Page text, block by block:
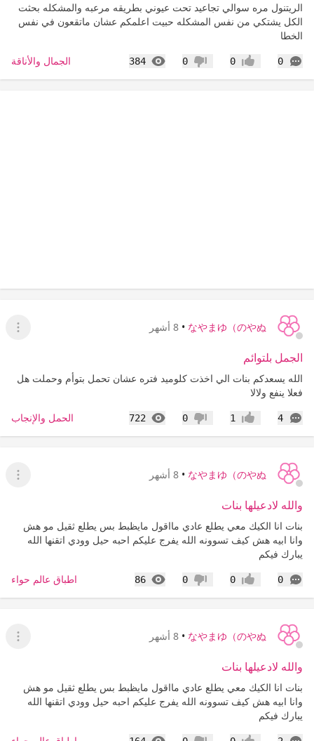
الريتنول مره سوالي تجاعيد تحت عيوني بطريقه مرعبه والمشكله بحثت
الكل يشتكي من نفس المشكله حبيت اعلمكم عشان ماتقعون في نفس
الخطا
0
التعليقات إعجاب0 عدم إعجاب
0
384
المشاهدات الجمال والأناقة
なやまゆ（のやぬ
• 8 أشهر
عرض
الجمل بلتوائم
الله يسعدكم بنات الي اخذت كلوميد فتره عشان تحمل بتوأم وحملت هل
فعلا ينفع ولالا
4
التعليقات إعجاب1 عدم إعجاب
0
722
المشاهدات الحمل والإنجاب
なやまゆ（のやぬ
• 8 أشهر
عرض
والله لادعيلها بنات
بنات انا الكيك معي يطلع عادي مااقول مايظبط بس يطلع ثقيل مو هش
وانا ابيه هش كيف تسوونه الله يفرج عليكم احبه حيل وودي اتقنها الله
يبارك فيكم
0
التعليقات إعجاب0 عدم إعجاب
0
86
المشاهدات اطباق عالم حواء
なやまゆ（のやぬ
• 8 أشهر
عرض
والله لادعيلها بنات
بنات انا الكيك معي يطلع عادي مااقول مايظبط بس يطلع ثقيل مو هش
وانا ابيه هش كيف تسوونه الله يفرج عليكم احبه حيل وودي اتقنها الله
يبارك فيكم